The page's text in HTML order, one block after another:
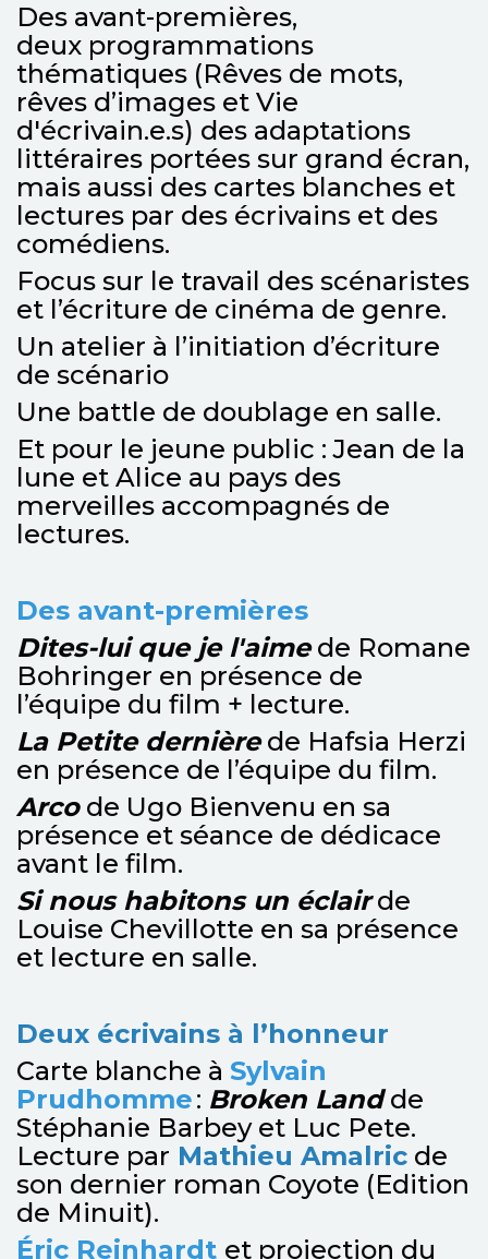
Des avant-premières,
deux programmations
thématiques (Rêves de mots,
rêves d’images et Vie
d'écrivain.e.s) des adaptations
littéraires portées sur grand écran,
mais aussi des cartes blanches et
lectures par des écrivains et des
comédiens.
Focus sur le travail des scénaristes
et l’écriture de cinéma de genre.
Un atelier à l’initiation d’écriture
de scénario
Une battle de doublage en salle.
Et pour le jeune public : Jean de la
lune et Alice au pays des
merveilles accompagnés de
lectures.
Des avant-premières
Dites-lui que je l'aimede Romane
Bohringer en présence de
l’équipe du film + lecture.
La Petite dernièrede Hafsia Herzi
en présence de l’équipe du film.
Arcode Ugo Bienvenu en sa
présence et séance de dédicace
avant le film.
Si nous habitons un éclairde
Louise Chevillotte en sa présence
et lecture en salle.
Deux écrivains à l’honneur
Carte blanche à Sylvain
Prudhomme: Broken Landde
Stéphanie Barbey et Luc Pete.
Lecture par Mathieu Amalric de
son dernier roman Coyote (Edition
de Minuit).
Éric Reinhardt et projection du